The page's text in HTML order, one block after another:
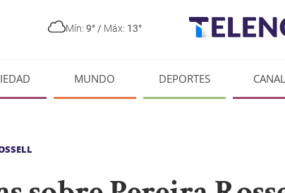
Mín: 9° / Máx: 13°
MUNDO DEPORTES